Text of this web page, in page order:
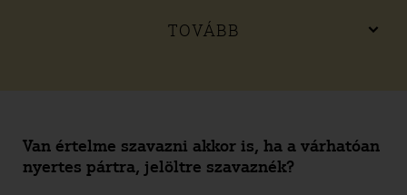
TOVÁBB
Van értelme szavazni akkor is, ha a várhatóan
nyertes pártra, jelöltre szavaznék?